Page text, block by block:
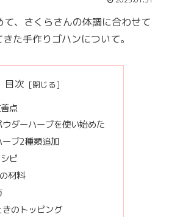
、さくらさんの体調に合わせて
た手作りゴハンについて。
目次
点
ウダーハーブを使い始めた
ーブ2種類追加
ピ
材料
きのトッピング